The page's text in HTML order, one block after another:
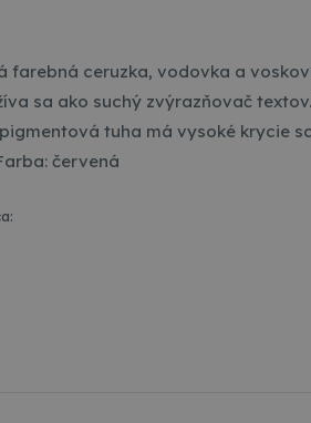
ceruzka, vodovka a
sa ako suchý zvýrazňovač
tuha má vysoké krycie
červená